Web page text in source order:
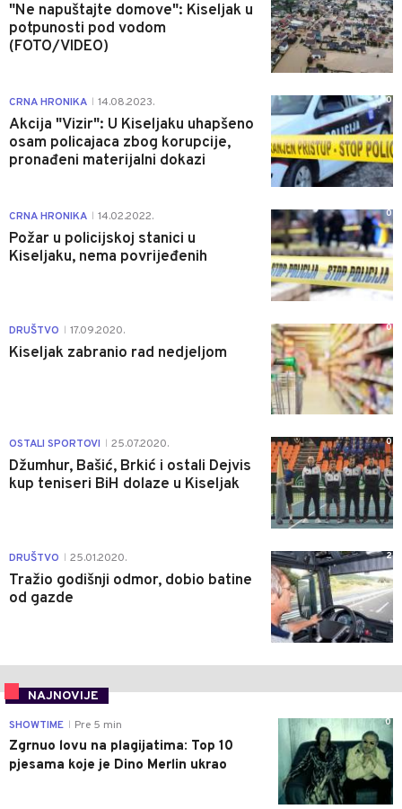
"Ne napuštajte domove": Kiseljak u
potpunosti pod vodom
(FOTO/VIDEO)
CRNA HRONIKA 14.08.2023.
Akcija "Vizir": U Kiseljaku uhapšeno
osam policajaca zbog korupcije,
pronađeni materijalni dokazi
0
CRNA HRONIKA 14.02.2022.
Požar u policijskoj stanici u
Kiseljaku, nema povrijeđenih
0
DRUŠTVO 17.09.2020.
Kiseljak zabranio rad nedjeljom
0
OSTALI SPORTOVI 25.07.2020.
Džumhur, Bašić, Brkić i ostali Dejvis
kup teniseri BiH dolaze u Kiseljak
0
DRUŠTVO 25.01.2020.
Tražio godišnji odmor, dobio batine
od gazde
2
NAJNOVIJE
0
SHOWTIME Pre 5 min
Zgrnuo lovu na plagijatima: Top 10
pjesama koje je Dino Merlin ukrao